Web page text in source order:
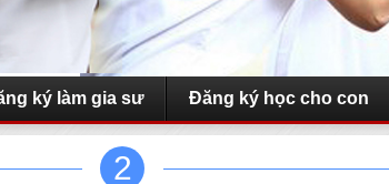
ký làm gia sư Đăng ký học cho con
2